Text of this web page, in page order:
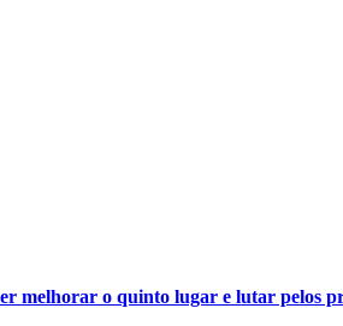
melhorar o quinto lugar e lutar pelos